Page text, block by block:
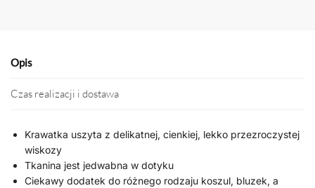
Opis
Czas realizacji i dostawa
Krawatka uszyta z delikatnej, cienkiej, lekko przezroczystej
wiskozy
Tkanina jest jedwabna w dotyku
Ciekawy dodatek do różnego rodzaju koszul, bluzek, a